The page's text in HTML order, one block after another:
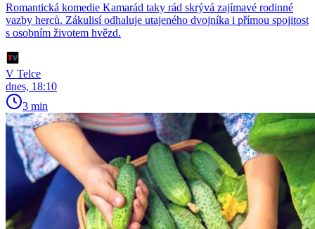
Romantická komedie Kamarád taky rád skrývá zajímavé rodinné
vazby herců. Zákulisí odhaluje utajeného dvojníka i přímou spojitost
s osobním životem hvězd.
V Telce
dnes, 18:10
3 min